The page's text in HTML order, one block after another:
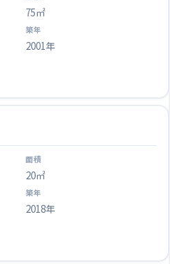
75㎡
2001年
20㎡
2018年